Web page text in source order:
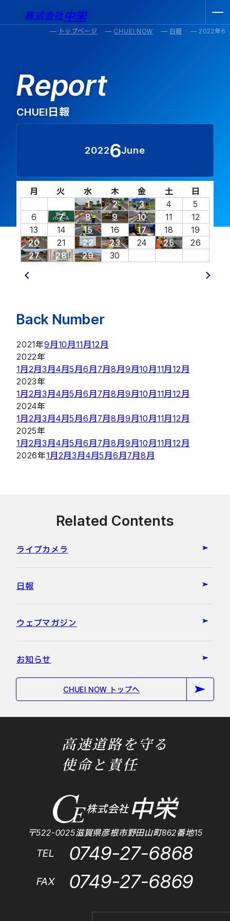
株式会社中栄
トップページ CHUEI NOW 日報 2022年6
Report
CHUEI日報
20226June
月 火 水 木 金 土
日
1
2 3 4
5
6
7 8 9 10 11
12
13
14 15 16 17 18
19
20
21 22 23 24 25
26
27
28 29 30
Back Number
2021年9月10月11月12月
2022年
1月2月3月4月5月6月 7月8月9月10月11月12月
2023年
1月2月3月4月5月6月 7月8月9月10月11月12月
2024年
1月2月3月4月5月6月 7月8月9月10月11月12月
2025年
1月2月3月4月5月6月 7月8月9月10月11月12月
2026年1月2月3月4月5月6月 7月8月
Related Contents
ライブカメラ
日報
ウェブマガジン
お知らせ
CHUEI NOW トップへ
高速道路を守る
使命と責任
株式会社中栄
〒522-0025滋賀県彦根市野田山町862番地15
TEL 0749-27-6868
FAX 0749-27-6869